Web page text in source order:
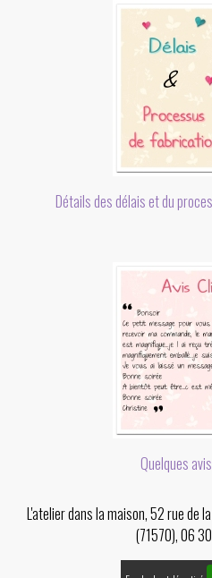
Détails des délais et du
Quelques
L'atelier dans la maison, 52 rue de
(71570), 06